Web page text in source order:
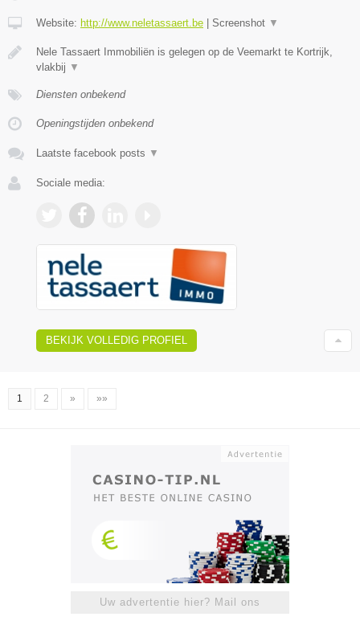
Website: http://www.neletassaert.be Screenshot ▼
Nele Tassaert Immobiliën is gelegen op de Veemarkt te Kortrijk,
vlakbij ▼
Diensten onbekend
Openingstijden onbekend
Laatste facebook posts ▼
Sociale media:
BEKIJK VOLLEDIG PROFIEL
1 2 » »»
Uw advertentie hier? Mail ons